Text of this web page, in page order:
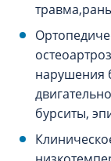
нарушения
бурситы,